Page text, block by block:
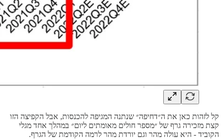
קל לזהות כאן את ה״דחיפה״ שנתנה המגיפה להכנסות, אבל הקפיצה הזו
קצת מזכירה גרף של ״מספר חולים מאומתים ליום״ במהלך אחד מגלי
הקוביד - היא עולה מהר וגם יורדת מהר לרמה הקודמת של הגרף.